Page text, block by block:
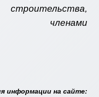
членами
информации на сайте: